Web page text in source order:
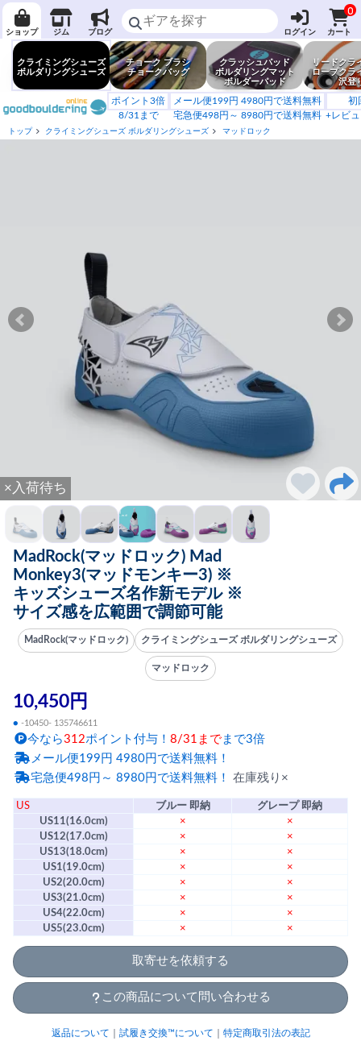
ショップ ジム ブログ ログイン
0
カート
クライミングシューズ
ボルダリングシューズ
チョーク ブラシ
チョークバッグ
クラッシュパッド
ボルダリングマット
ボルダーパッド
リードクラ
ロープクラ
沢登
ポイント3倍
8/31まで
メール便199円 4980円で送料無料
宅急便498円～ 8980円で送料無料
初
+レビ
トップ クライミングシューズ ボルダリングシューズ マッドロック
×入荷待ち
MadRock(マッドロック) Mad
Monkey3(マッドモンキー3) ※
キッズシューズ名作新モデル ※
サイズ感を広範囲で調節可能
MadRock(マッドロック) クライミングシューズ ボルダリングシューズ
マッドロック
10,450円
● -10450- 135746611
今なら312ポイント付与！ 8/31まで まで3倍
メール便199円 4980円で送料無料！
宅急便498円～ 8980円で送料無料！ 在庫残り×
US ブルー 即納
グレープ 即納
US11(16.0cm)
×
×
US12(17.0cm)
×
×
US13(18.0cm)
×
×
US1(19.0cm)
×
×
US2(20.0cm)
×
×
US3(21.0cm)
×
×
US4(22.0cm)
×
×
US5(23.0cm)
× ×
取寄せを依頼する
この商品について問い合わせる
返品について 試履き交換™について 特定商取引法の表記